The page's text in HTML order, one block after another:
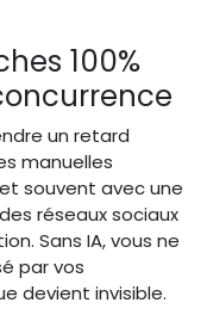
100%
un retard
manuelles
souvent avec une
réseaux sociaux
Sans IA, vous ne
par vos
devient invisible.